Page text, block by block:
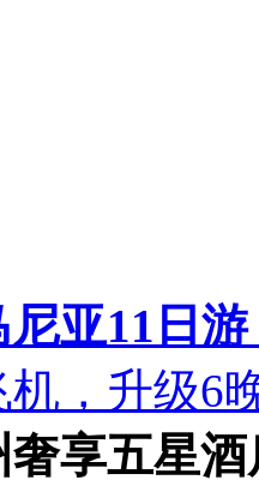
亚11日游
，升级6
奢享五星酒